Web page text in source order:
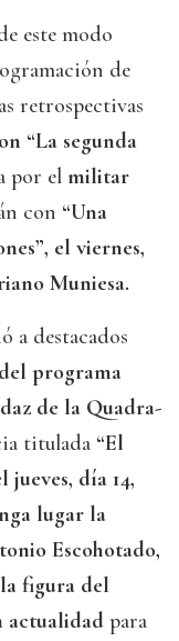
este modo
de
retrospectivas
“La segunda
por el militar
con “Una
el viernes,
Muniesa.
a destacados
programa
de la Quadra-
titulada “El
jueves, día 14,
lugar la
Escohotado,
figura del
actualidad para